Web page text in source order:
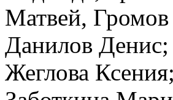
Матвей,
Данилов Денис;
Жеглова Ксения;